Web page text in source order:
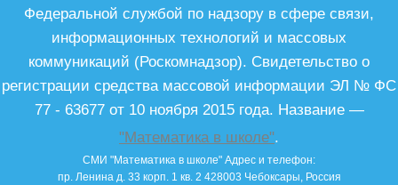
Федеральной службой по надзору в сфере связи,
информационных технологий и массовых
коммуникаций (Роскомнадзор). Свидетельство о
регистрации средства массовой информации ЭЛ № ФС
77 - 63677 от 10 ноября 2015 года. Название —
"Математика в школе".
СМИ "Математика в школе" Адрес и телефон:
пр. Ленина д. 33 корп. 1 кв. 2 428003 Чебоксары, Россия